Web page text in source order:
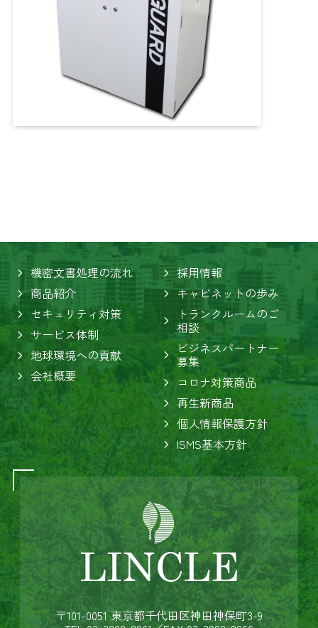
機密文書処理の流れ
商品紹介
セキュリティ対策
サービス体制
地球環境への貢献
会社概要
採用情報
キャビネットの歩み
トランクルームのご
相談
ビジネスパートナー
募集
コロナ対策商品
再生新商品
個人情報保護方針
ISMS基本方針
〒101-0051 東京都千代田区神田神保町3-9